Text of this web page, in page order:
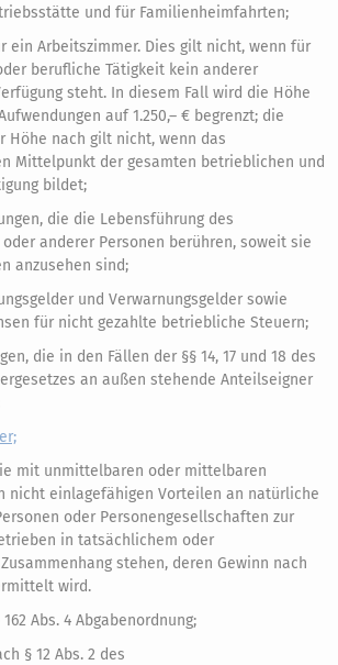
und für Familienheimfahrten;
ein Arbeitszimmer. Dies gilt nicht, wenn für
berufliche Tätigkeit kein anderer
steht. In diesem Fall wird die Höhe
auf 1.250,– € begrenzt; die
Höhe nach gilt nicht, wenn das
Mittelpunkt der gesamten betrieblichen und
bildet;
die die Lebensführung des
anderer Personen berühren, soweit sie
anzusehen sind;
und Verwarnungsgelder sowie
für nicht gezahlte betriebliche Steuern;
die in den Fällen der §§ 14, 17 und 18 des
an außen stehende Anteilseigner
mit unmittelbaren oder mittelbaren
nicht einlagefähigen Vorteilen an natürliche
oder Personengesellschaften zur
in tatsächlichem oder
stehen, deren Gewinn nach
wird.
Abs. 4 Abgabenordnung;
§ 12 Abs. 2 des